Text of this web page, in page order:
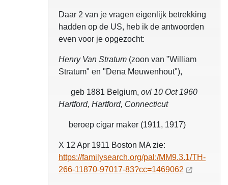
Daar 2 van je vragen eigenlijk betrekking
hadden op de US, heb ik de antwoorden
even voor je opgezocht:
Henry Van Stratum (zoon van "William
Stratum" en "Dena Meuwenhout"),
geb 1881 Belgium, ovl 10 Oct 1960
Hartford, Hartford, Connecticut
beroep cigar maker (1911, 1917)
X 12 Apr 1911 Boston MA zie:
https://familysearch.org/pal:/MM9.3.1/TH-
266-11870-97017-83?cc=1469062